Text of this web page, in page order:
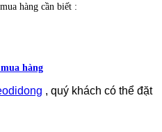
hàng cần biết :
hàng
, quý khách có thể đặt